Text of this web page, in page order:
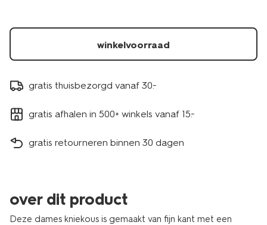
winkelvoorraad
gratis thuisbezorgd vanaf 30.-
gratis afhalen in 500+ winkels vanaf 15.-
gratis retourneren binnen 30 dagen
over dit product
Deze dames kniekous is gemaakt van fijn kant met een